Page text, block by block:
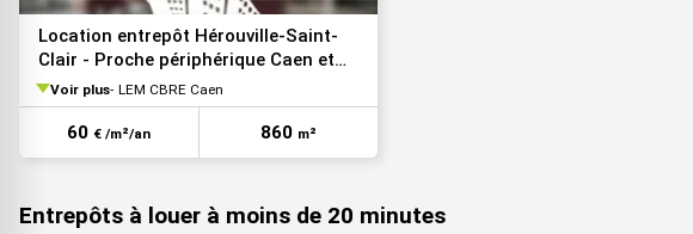
Location entrepôt Hérouville-Saint-
Clair - Proche périphérique Caen et
A13
Voir plus LEM CBRE Caen
60 € /m²/an 860 m²
Entrepôts à louer à moins de 20 minutes
VOIR TOUTES LES PHOTOS